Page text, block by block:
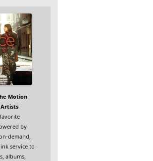
Motion
by
demand,
service to
albums,